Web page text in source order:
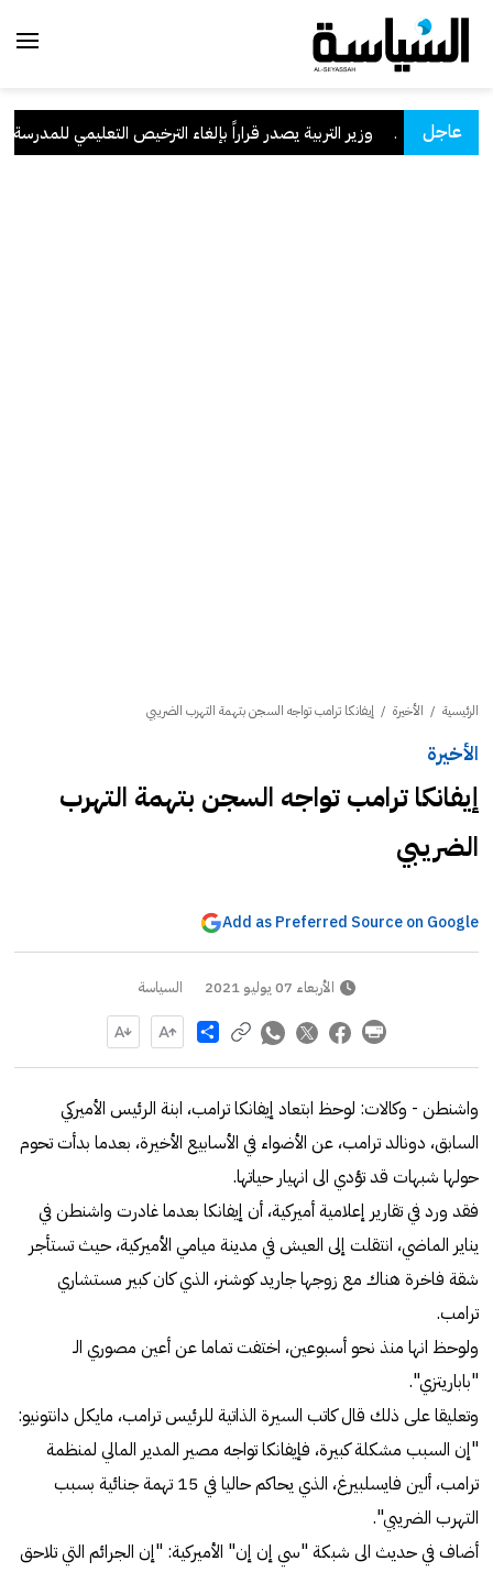
عاجل وزير التربية يصدر قراراً بإلغاء الترخيص التعليمي للمدرسة
الرئيسية / الأخيرة / إيفانكا ترامب تواجه السجن بتهمة التهرب الضريبي
الأخيرة
إيفانكا ترامب تواجه السجن بتهمة التهرب
الضريبي
Add as Preferred Source on Google
الأربعاء 07 يوليو 2021 السياسة
Share
واشنطن - وكالات: لوحظ ابتعاد إيفانكا ترامب، ابنة الرئيس الأميركي
السابق، دونالد ترامب، عن الأضواء في الأسابيع الأخيرة، بعدما بدأت تحوم
حولها شبهات قد تؤدي الى انهيار حياتها.
فقد ورد في تقارير إعلامية أميركية، أن إيفانكا بعدما غادرت واشنطن في
يناير الماضي، انتقلت إلى العيش في مدينة ميامي الأميركية، حيث تستأجر
شقة فاخرة هناك مع زوجها جاريد كوشنر، الذي كان كبير مستشاري
ترامب.
ولوحظ انها منذ نحو أسبوعين، اختفت تماما عن أعين مصوري الـ
"باباريتزي".
وتعليقا على ذلك قال كاتب السيرة الذاتية للرئيس ترامب، مايكل دانتونيو:
"إن السبب مشكلة كبيرة، فإيفانكا تواجه مصير المدير المالي لمنظمة
ترامب، ألين فايسلبيرغ، الذي يحاكم حاليا في 15 تهمة جنائية بسبب
التهرب الضريبي".
أضاف في حديث الى شبكة "سي إن إن" الأميركية: "إن الجرائم التي تلاحق